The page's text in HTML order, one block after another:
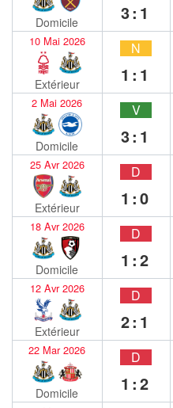
Domicile 3:1
10 Mai 2026
Extérieur
N
1:1
2 Mai 2026
Domicile
V
3:1
25 Avr 2026
Extérieur
D
1:0
18 Avr 2026
Domicile
D
1:2
12 Avr 2026
Extérieur
D
2:1
22 Mar 2026
Domicile
D
1:2